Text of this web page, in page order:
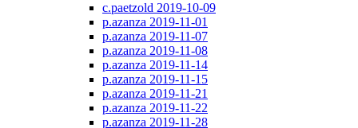
c.paetzold 2019-10-09
p.azanza 2019-11-01
p.azanza 2019-11-07
p.azanza 2019-11-08
p.azanza 2019-11-14
p.azanza 2019-11-15
p.azanza 2019-11-21
p.azanza 2019-11-22
p.azanza 2019-11-28